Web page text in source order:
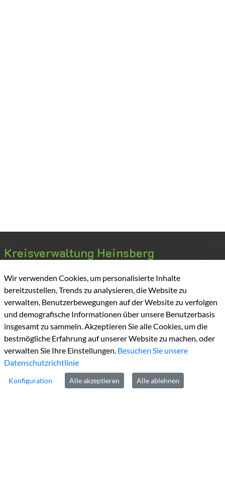
Kreisverwaltung Heinsberg
Valkenburger Straße 45
D-52525Heinsberg
Kontakt
Wir verwenden Cookies, um personalisierte Inhalte
bereitzustellen, Trends zu analysieren, die Website zu
verwalten, Benutzerbewegungen auf der Website zu verfolgen
und demografische Informationen über unsere Benutzerbasis
insgesamt zu sammeln. Akzeptieren Sie alle Cookies, um die
bestmögliche Erfahrung auf unserer Website zu machen, oder
verwalten Sie Ihre Einstellungen. Besuchen Sie unsere
Datenschutzrichtlinie
Konfiguration Alle akzeptieren Alle ablehnen